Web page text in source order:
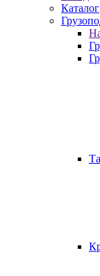
Каталог